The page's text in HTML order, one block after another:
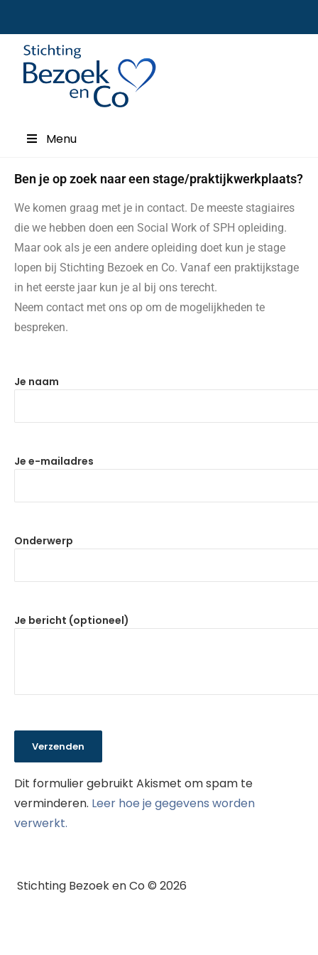
Menu
Ben je op zoek naar een stage/praktijkwerkplaats?
We komen graag met je in contact. De meeste stagiaires
die we hebben doen een Social Work of SPH opleiding.
Maar ook als je een andere opleiding doet kun je stage
lopen bij Stichting Bezoek en Co. Vanaf een praktijkstage
in het eerste jaar kun je al bij ons terecht.
Neem contact met ons op om de mogelijkheden te
bespreken.
Je naam
Je e-mailadres
Onderwerp
Je bericht (optioneel)
Dit formulier gebruikt Akismet om spam te
verminderen. Leer hoe je gegevens worden
verwerkt.
Stichting Bezoek en Co © 2026